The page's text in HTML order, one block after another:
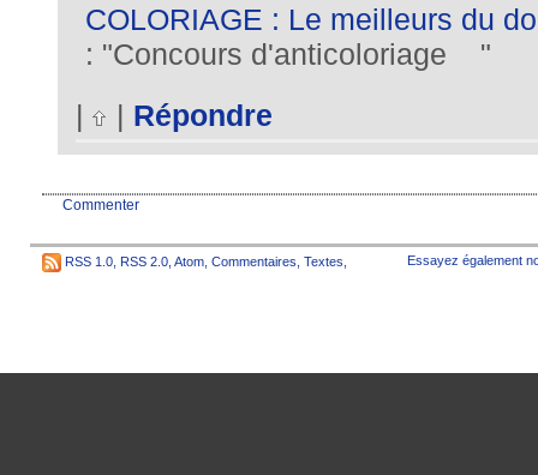
COLORIAGE : Le meilleurs du
: "Concours d'anticoloriage "
|
| Répondre
Commenter
RSS 1.0 RSS 2.0 Atom Commentaires Textes Essayez également